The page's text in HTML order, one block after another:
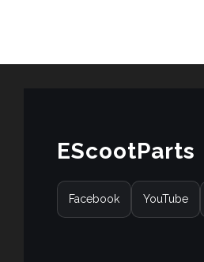
EScootParts
Facebook YouTube